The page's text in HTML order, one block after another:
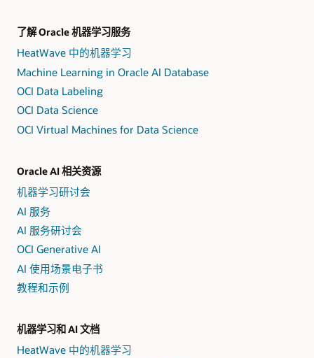
了解 Oracle 机器学习服务
HeatWave 中的机器学习
Machine Learning in Oracle AI Database
OCI Data Labeling
OCI Data Science
OCI Virtual Machines for Data Science
Oracle AI 相关资源
机器学习研讨会
AI 服务
AI 服务研讨会
OCI Generative AI
AI 使用场景电子书
教程和示例
机器学习和 AI 文档
HeatWave 中的机器学习